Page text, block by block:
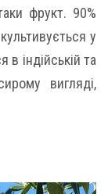
фрукт. 90%
у
в індійській та
вигляді,